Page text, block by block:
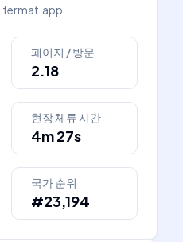
fermat.app
페이지 / 방문
2.18
현장 체류 시간
4m 27s
국가 순위
#23,194